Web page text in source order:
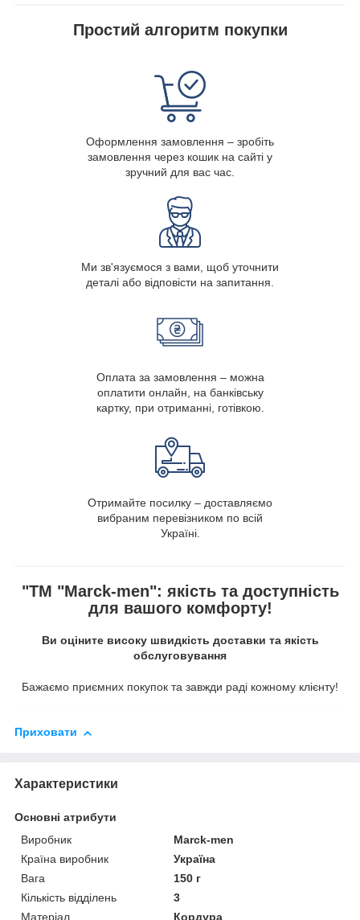
Простий алгоритм покупки
Оформлення замовлення – зробіть
замовлення через кошик на сайті у
зручний для вас час.
Ми зв'язуємося з вами, щоб уточнити
деталі або відповісти на запитання.
Оплата за замовлення – можна
оплатити онлайн, на банківську
картку, при отриманні, готівкою.
Отримайте посилку – доставляємо
вибраним перевізником по всій
Україні.
"ТМ "Marck-men": якість та доступність
для вашого комфорту!
Ви оціните високу швидкість доставки та якість
обслуговування
Бажаємо приємних покупок та завжди раді кожному клієнту!
Приховати
Характеристики
Основні атрибути
Виробник
Marck-men
Країна виробник
Україна
Вага
150 г
Кількість відділень
3
Матеріал
Кордура